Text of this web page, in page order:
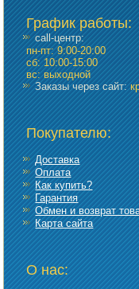
График работы:
call-центр:
пн-пт: 9:00-20:00
сб: 10:00-15:00
вс: выходной
Заказы через сайт:
Покупателю:
Доставка
Оплата
Как купить?
Гарантия
Обмен и возврат
Карта сайта
О нас: